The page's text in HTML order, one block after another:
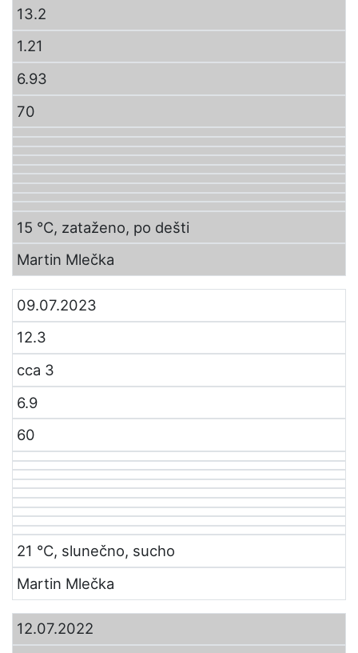
13.2
1.21
6.93
70
15 °C, zataženo, po dešti
Martin Mlečka
09.07.2023
12.3
cca 3
6.9
60
21 °C, slunečno, sucho
Martin Mlečka
12.07.2022